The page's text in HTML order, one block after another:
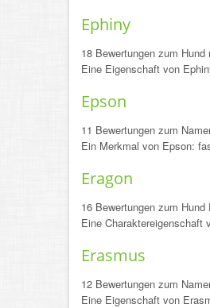
Ephiny
18 Bewertungen zum
Eine Eigenschaft von
Epson
11 Bewertungen zum
Ein Merkmal von Epson:
Eragon
16 Bewertungen zum Hund
Eine Charaktereigenschaft
Erasmus
12 Bewertungen zum
Eine Eigenschaft von